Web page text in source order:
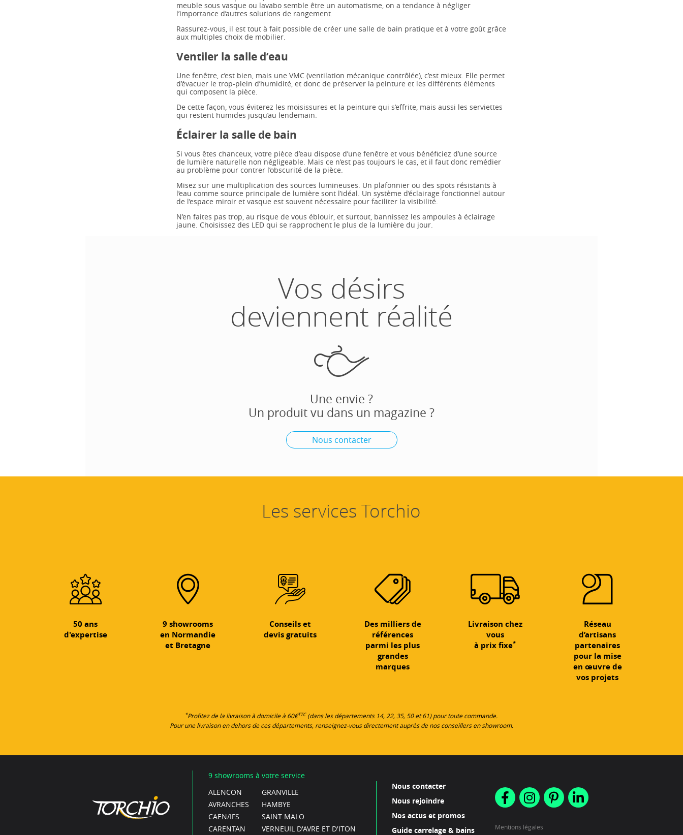
meuble sous vasque ou lavabo semble être un automatisme, on a tendance à négliger
l’importance d’autres solutions de rangement.
Rassurez-vous, il est tout à fait possible de créer une salle de bain pratique et à votre goût grâce
aux multiples choix de mobilier.
Ventiler la salle d’eau
Une fenêtre, c’est bien, mais une VMC (ventilation mécanique contrôlée), c’est mieux. Elle permet
d’évacuer le trop-plein d’humidité, et donc de préserver la peinture et les différents éléments
qui composent la pièce.
De cette façon, vous éviterez les moisissures et la peinture qui s’effrite, mais aussi les serviettes
qui restent humides jusqu’au lendemain.
Éclairer la salle de bain
Si vous êtes chanceux, votre pièce d’eau dispose d’une fenêtre et vous bénéficiez d’une source
de lumière naturelle non négligeable. Mais ce n’est pas toujours le cas, et il faut donc remédier
au problème pour contrer l’obscurité de la pièce.
Misez sur une multiplication des sources lumineuses. Un plafonnier ou des spots résistants à
l’eau comme source principale de lumière sont l’idéal. Un système d’éclairage fonctionnel autour
de l’espace miroir et vasque est souvent nécessaire pour faciliter la visibilité.
N’en faites pas trop, au risque de vous éblouir, et surtout, bannissez les ampoules à éclairage
jaune. Choisissez des LED qui se rapprochent le plus de la lumière du jour.
Vos désirs
deviennent réalité
Une envie ?
Un produit vu dans un magazine ?
Nous contacter
Les services Torchio
50 ans
d'expertise
9 showrooms
en Normandie
et Bretagne
Conseils et
devis gratuits
Des milliers de
références
parmi les plus
grandes
marques
Livraison chez
vous
à prix fixe*
Réseau
d’artisans
partenaires
pour la mise
en œuvre de
vos projets
*Profitez de la livraison à domicile à 60€TTC(dans les départements 14, 22, 35, 50 et 61) pour toute commande.
Pour une livraison en dehors de ces départements, renseignez-vous directement auprès de nos conseillers en showroom.
9 showrooms à votre service
ALENCON
AVRANCHES
CAEN/IFS
CARENTAN
GRANVILLE
HAMBYE
SAINT MALO
VERNEUIL D'AVRE ET D'ITON
Nous contacter
Nous rejoindre
Nos actus et promos
Guide carrelage & bains
Mentions légales